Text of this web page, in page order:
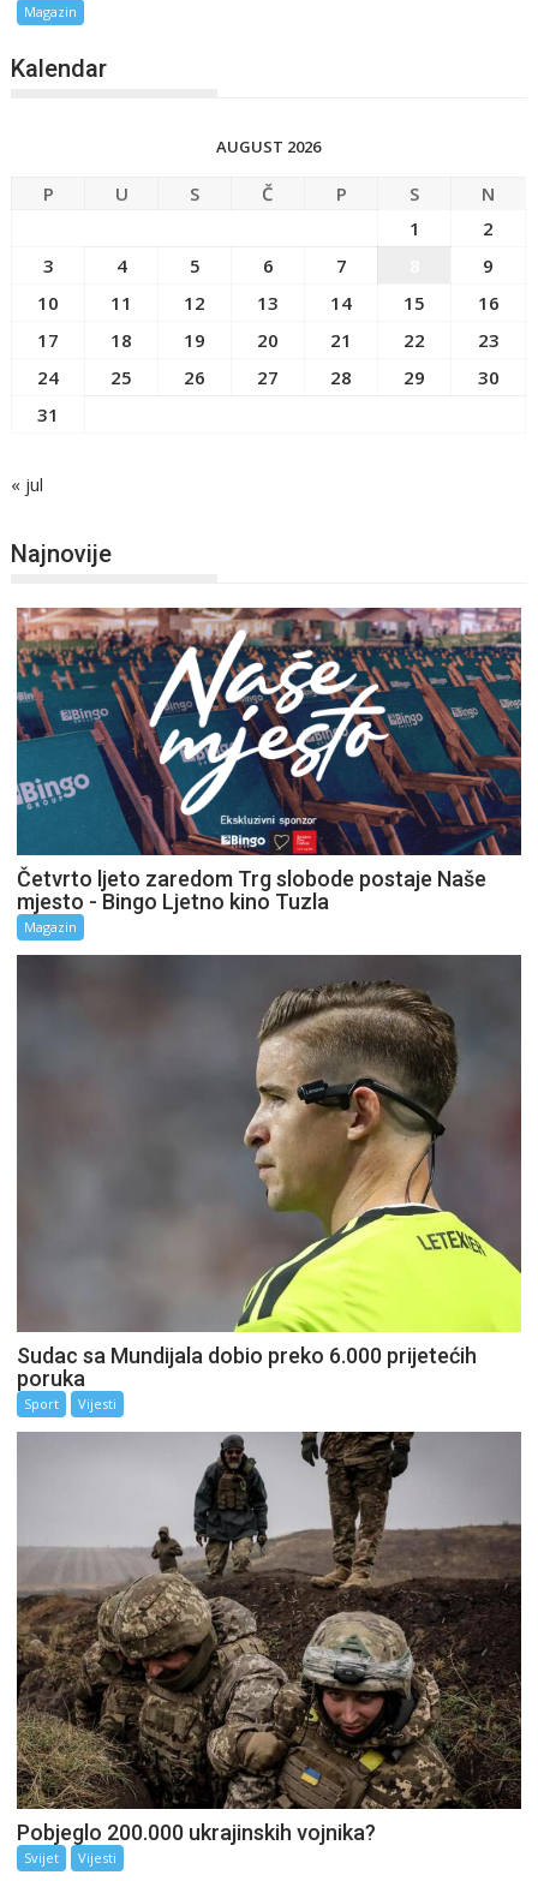
Magazin
Kalendar
AUGUST 2026
P U S Č P S
N
1
2
3
4 5 6 7
9
10
11 12 13 14 15
16
17
18 19 20 21 22
23
24
25 26 27 28 29
30
31
« jul
Najnovije
Četvrto ljeto zaredom Trg slobode postaje Naše
mjesto - Bingo Ljetno kino Tuzla
Magazin
Sudac sa Mundijala dobio preko 6.000 prijetećih
poruka
Sport Vijesti
Pobjeglo 200.000 ukrajinskih vojnika?
Svijet Vijesti